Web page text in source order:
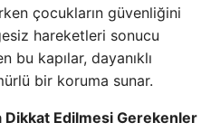
çocukların güvenliğini
hareketleri sonucu
bu kapılar, dayanıklı
bir koruma sunar.
Dikkat Edilmesi Gerekenler